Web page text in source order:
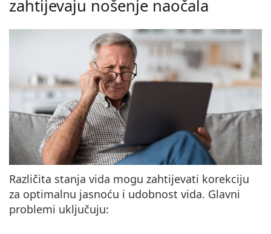
zahtijevaju nošenje naočala
Različita stanja vida mogu zahtijevati korekciju
za optimalnu jasnoću i udobnost vida. Glavni
problemi uključuju: